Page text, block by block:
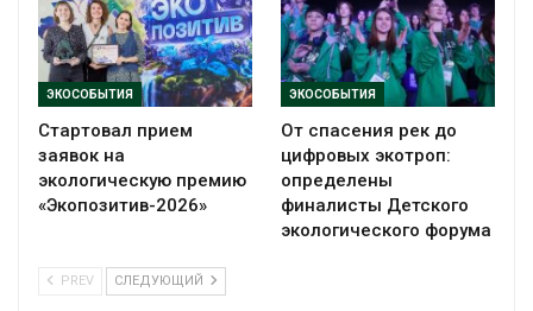
ЭКОСОБЫТИЯ
Стартовал прием
заявок на
экологическую премию
«Экопозитив-2026»
ЭКОСОБЫТИЯ
От спасения рек до
цифровых экотроп:
определены
финалисты Детского
экологического форума
PREV СЛЕДУЮЩИЙ